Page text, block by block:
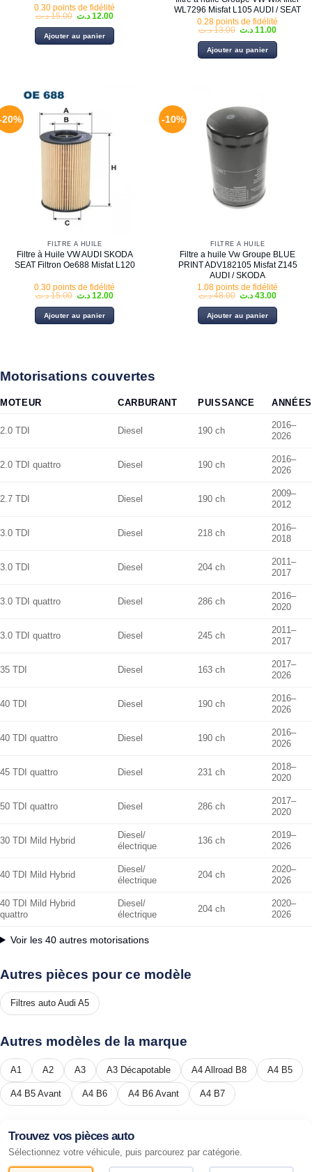
0.30 points de fidélité
15.00 د.ت
Le
initial
était :
12.00 د.ت
Le
actuel
est :
Ajouter au panier
WL7296 Misfat L105 AUDI / SEAT
0.28 points de fidélité
13.00 د.ت
Le
initial
était :
11.00 د.ت
Le
actuel
est :
Ajouter au panier
FILTRE À HUILE
Filtre à Huile VW AUDI SKODA
SEAT Filtron Oe688 Misfat L120
0.30 points de fidélité
15.00 د.ت
Le
initial
était :
12.00 د.ت
Le
actuel
est :
Ajouter au panier
-10%
FILTRE À HUILE
Filtre a huile Vw Groupe BLUE
PRINT ADV182105 Misfat Z145
AUDI / SKODA
1.08 points de fidélité
48.00 د.ت
Le
initial
était :
43.00 د.ت
Le
actuel
est :
Ajouter au panier
Motorisations couvertes
MOTEUR CARBURANT PUISSANCE ANNÉES
2.0 TDI Diesel 190 ch
2016–
2026
2.0 TDI quattro Diesel 190 ch
2016–
2026
2.7 TDI Diesel 190 ch
2009–
2012
3.0 TDI Diesel 218 ch
2016–
2018
3.0 TDI Diesel 204 ch
2011–
2017
3.0 TDI quattro Diesel 286 ch
2016–
2020
3.0 TDI quattro Diesel 245 ch
2011–
2017
35 TDI Diesel 163 ch
2017–
2026
40 TDI Diesel 190 ch
2016–
2026
40 TDI quattro Diesel 190 ch
2016–
2026
45 TDI quattro Diesel 231 ch
2018–
2020
50 TDI quattro Diesel 286 ch
2017–
2020
30 TDI Mild Hybrid
Diesel/
électrique
136 ch
2019–
2026
40 TDI Mild Hybrid
Diesel/
électrique
204 ch
2020–
2026
40 TDI Mild Hybrid
quattro
Diesel/
électrique
204 ch
2020–
2026
Voir les 40 autres motorisations
Autres pièces pour ce modèle
Filtres auto Audi A5
Autres modèles de la marque
A1 A2 A3 A3 Décapotable A4 Allroad B8 A4 B5
A4 B5 Avant A4 B6 A4 B6 Avant A4 B7
Trouvez vos pièces auto
Sélectionnez votre véhicule, puis parcourez par catégorie.